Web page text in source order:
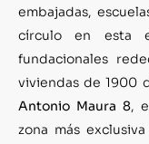
embajadas,
círculo en esta
fundacionales
viviendas de 1900
Antonio Maura 8,
zona más